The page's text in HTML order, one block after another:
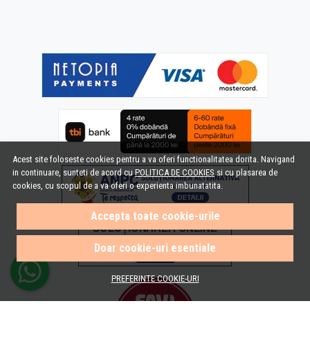
Acest site foloseste cookies pentru a va oferi functionalitatea dorita. Navigand
in continuare, sunteti de acord cuPOLITICA DE COOKIES si cu plasarea de
cookies, cu scopul de a va oferi o experienta imbunatatita.
Accepta toate cookie-urile
Doar cookie-uri esentiale
PREFERINTE COOKIE-URI